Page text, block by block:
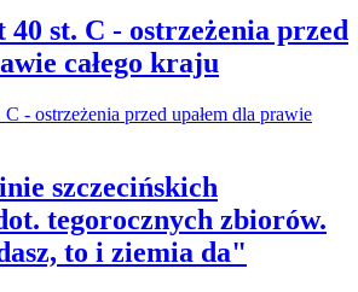
st. C - ostrzeżenia przed
całego kraju
szczecińskich
tegorocznych zbiorów.
to i ziemia da"